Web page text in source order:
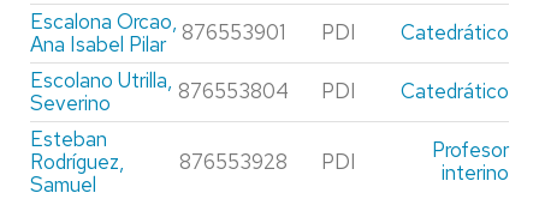
Escalona Orcao,
Ana Isabel Pilar 876553901 PDI
Catedrático
Escolano Utrilla,
Severino
876553804 PDI
Catedrático
Esteban
Rodríguez,
Samuel
876553928 PDI
Profesor
interino